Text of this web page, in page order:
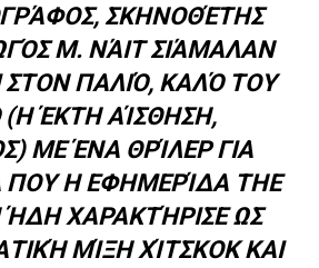
ΣΚΗΝΟΘΈΤΗΣ
Μ. ΝΆΙΤ ΣΙΆΜΑΛΑΝ
ΣΤΟΝ ΠΑΛΙΌ, ΚΑΛΌ ΤΟΥ
ΈΚΤΗ ΑΊΣΘΗΣΗ,
ΜΕ ΈΝΑ ΘΡΊΛΕΡ ΓΙΑ
ΠΟΥ Η ΕΦΗΜΕΡΊΔΑ THE
ΉΔΗ ΧΑΡΑΚΤΉΡΙΣΕ ΩΣ
ΜΊΞΗ ΧΊΤΣΚΟΚ ΚΑΙ